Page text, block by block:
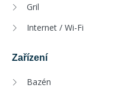
Gril
Internet / Wi-Fi
Zařízení
Bazén